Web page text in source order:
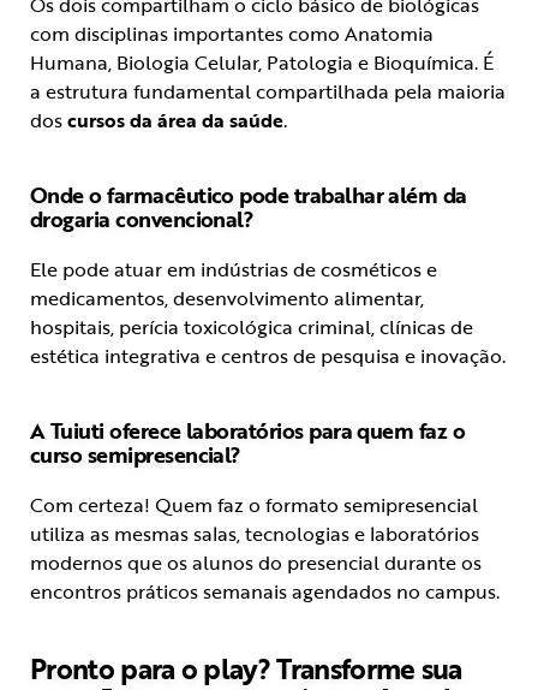
com disciplinas importantes como Anatomia
Humana, Biologia Celular, Patologia e Bioquímica. É
a estrutura fundamental compartilhada pela maioria
doscursos da área da saúde.
Onde o farmacêutico pode trabalhar além da
drogaria convencional?
Ele pode atuar em indústrias de cosméticos e
medicamentos, desenvolvimento alimentar,
hospitais, perícia toxicológica criminal, clínicas de
estética integrativa e centros de pesquisa e inovação.
A Tuiuti oferece laboratórios para quem faz o
curso semipresencial?
Com certeza! Quem faz o formato semipresencial
utiliza as mesmas salas, tecnologias e laboratórios
modernos que os alunos do presencial durante os
encontros práticos semanais agendados no campus.
Pronto para o play? Transforme sua